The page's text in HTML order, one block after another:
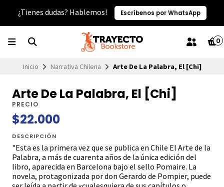
¿Tienes dudas? Hablemos! Escríbenos por WhatsApp
0
Inicio Narrativa Chilena Arte De La Palabra, El [Chi]
Arte De La Palabra, El [Chi]
PRECIO
$22.000
DESCRIPCIÓN
"Esta es la primera vez que se publica en Chile El Arte de la
Palabra, a más de cuarenta años de la única edición del
libro, aparecida en Barcelona bajo el sello Pomaire. La
novela, protagonizada por don Gerardo de Pompier, puede